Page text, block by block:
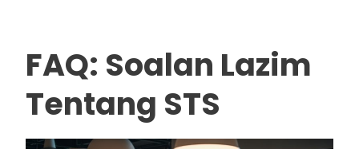
FAQ: Soalan Lazim
Tentang STS